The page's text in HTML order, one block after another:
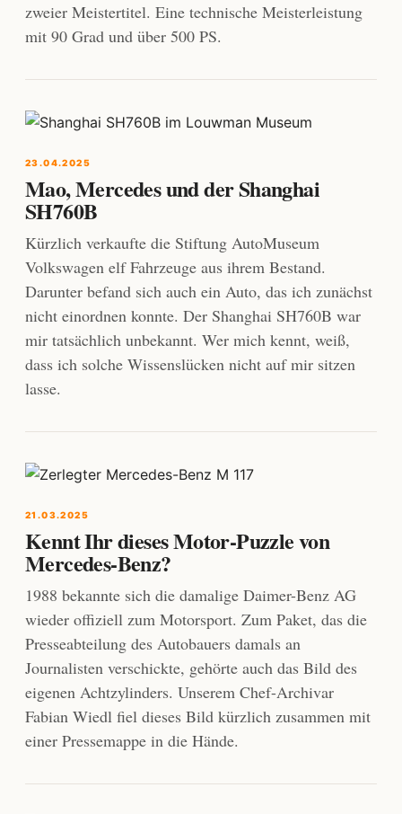
zweier Meistertitel. Eine technische Meisterleistung
mit 90 Grad und über 500 PS.
23.04.2025
Mao, Mercedes und der Shanghai
SH760B
Kürzlich verkaufte die Stiftung AutoMuseum
Volkswagen elf Fahrzeuge aus ihrem Bestand.
Darunter befand sich auch ein Auto, das ich zunächst
nicht einordnen konnte. Der Shanghai SH760B war
mir tatsächlich unbekannt. Wer mich kennt, weiß,
dass ich solche Wissenslücken nicht auf mir sitzen
lasse.
21.03.2025
Kennt Ihr dieses Motor-Puzzle von
Mercedes-Benz?
1988 bekannte sich die damalige Daimer-Benz AG
wieder offiziell zum Motorsport. Zum Paket, das die
Presseabteilung des Autobauers damals an
Journalisten verschickte, gehörte auch das Bild des
eigenen Achtzylinders. Unserem Chef-Archivar
Fabian Wiedl fiel dieses Bild kürzlich zusammen mit
einer Pressemappe in die Hände.